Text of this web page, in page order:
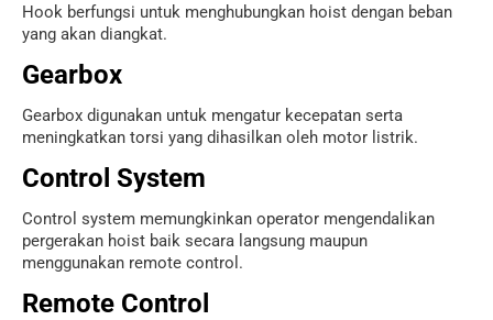
Hook berfungsi untuk menghubungkan hoist dengan beban
yang akan diangkat.
Gearbox
Gearbox digunakan untuk mengatur kecepatan serta
meningkatkan torsi yang dihasilkan oleh motor listrik.
Control System
Control system memungkinkan operator mengendalikan
pergerakan hoist baik secara langsung maupun
menggunakan remote control.
Remote Control